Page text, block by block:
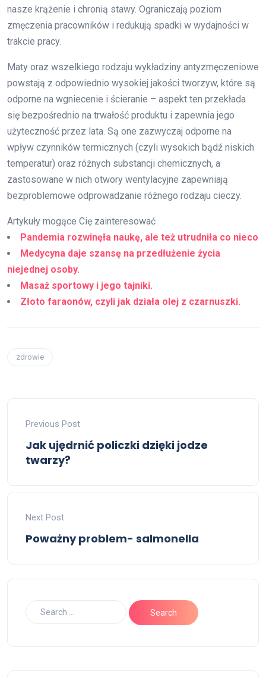
nasze krążenie i chronią stawy. Ograniczają poziom
zmęczenia pracowników i redukują spadki w wydajności w
trakcie pracy.
Maty oraz wszelkiego rodzaju wykładziny antyzmęczeniowe
powstają z odpowiednio wysokiej jakości tworzyw, które są
odporne na wgniecenie i ścieranie – aspekt ten przekłada
się bezpośrednio na trwałość produktu i zapewnia jego
użyteczność przez lata. Są one zazwyczaj odporne na
wpływ czynników termicznych (czyli wysokich bądź niskich
temperatur) oraz różnych substancji chemicznych, a
zastosowane w nich otwory wentylacyjne zapewniają
bezproblemowe odprowadzanie różnego rodzaju cieczy.
Artykuły mogące Cię zainteresować
Pandemia rozwinęła naukę, ale też utrudniła co nieco
Medycyna daje szansę na przedłużenie życia
niejednej osoby.
Masaż sportowy i jego tajniki.
Złoto faraonów, czyli jak działa olej z czarnuszki.
zdrowie
Previous Post
Jak ujędrnić policzki dzięki jodze
twarzy?
Next Post
Poważny problem- salmonella